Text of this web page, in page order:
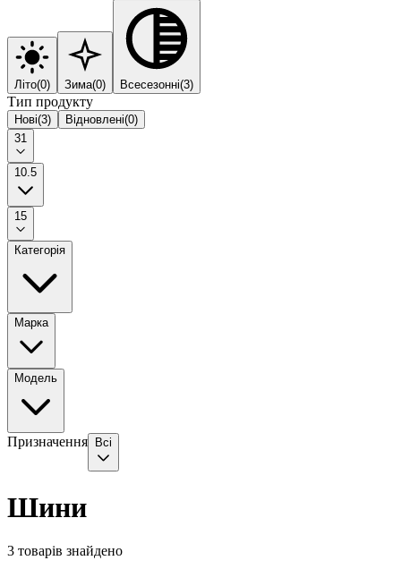
Літо(0) Зима(0) Всесезонні(3)
Тип продукту
Нові(3) Відновлені(0)
31
10.5
15
Категорія
Марка
Модель
Призначення Всі
Шини
3 товарів знайдено